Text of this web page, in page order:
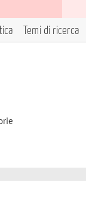
Temi di ricerca